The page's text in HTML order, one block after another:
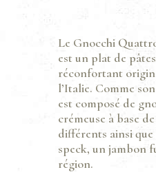
Le Gnocchi
est un plat de
réconfortant
l’Italie. Comme
est composé de
crémeuse à base
différents ainsi
speck, un jambon
région.